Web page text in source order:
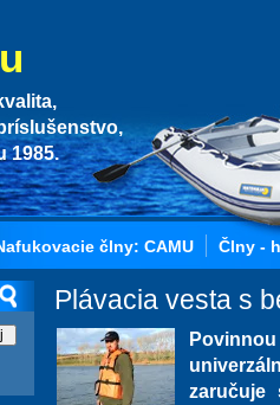
1985.
Plávacia vesta s
zaručuje
člny: CAMU Člny -